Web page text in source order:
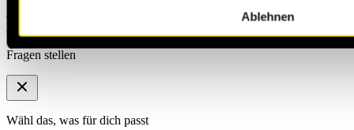
Ablehnen
Karriere
Fragen stellen
Wähl das, was für dich passt